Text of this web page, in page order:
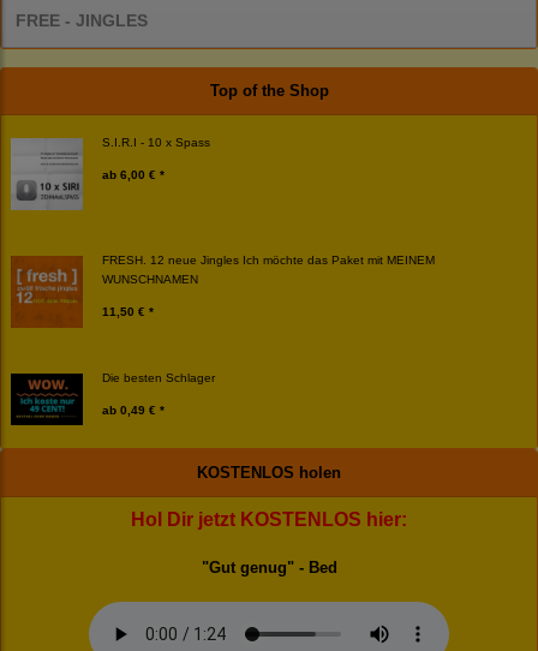
FREE - JINGLES
Top of the Shop
S.I.R.I - 10 x Spass
ab 6,00 € *
FRESH. 12 neue Jingles Ich möchte das Paket mit MEINEM
WUNSCHNAMEN
11,50 € *
Die besten Schlager
ab 0,49 € *
KOSTENLOS holen
Hol Dir jetzt KOSTENLOS hier:
"Gut genug" - Bed